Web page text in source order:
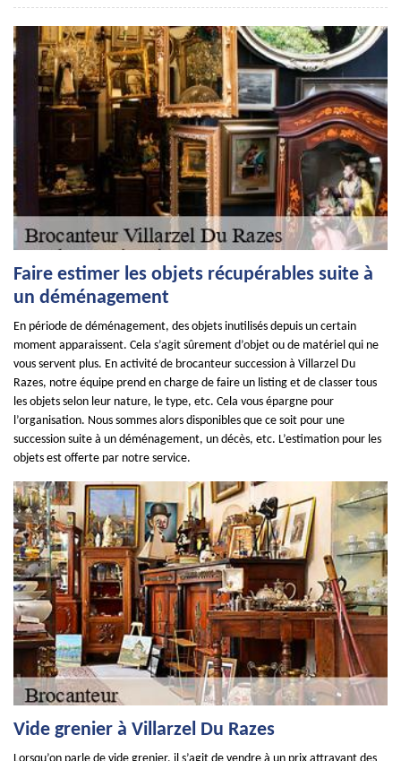
Faire estimer les objets récupérables suite à
un déménagement
En période de déménagement, des objets inutilisés depuis un certain
moment apparaissent. Cela s’agit sûrement d’objet ou de matériel qui ne
vous servent plus. En activité de brocanteur succession à Villarzel Du
Razes, notre équipe prend en charge de faire un listing et de classer tous
les objets selon leur nature, le type, etc. Cela vous épargne pour
l’organisation. Nous sommes alors disponibles que ce soit pour une
succession suite à un déménagement, un décès, etc. L’estimation pour les
objets est offerte par notre service.
Vide grenier à Villarzel Du Razes